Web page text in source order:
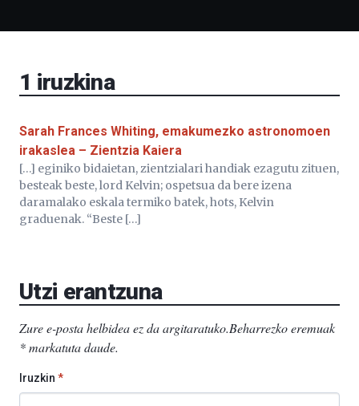
Bizkaia
1 iruzkina
Sarah Frances Whiting, emakumezko astronomoen
irakaslea – Zientzia Kaiera
[…] eginiko bidaietan, zientzialari handiak ezagutu zituen,
besteak beste, lord Kelvin; ospetsua da bere izena
daramalako eskala termiko batek, hots, Kelvin
graduenak. “Beste […]
Utzi erantzuna
Zure e-posta helbidea ez da argitaratuko.Beharrezko eremuak
*markatuta daude.
Iruzkin *